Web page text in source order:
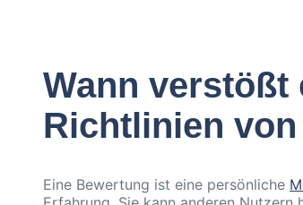
Wann verstößt
Richtlinien
Eine Bewertung ist eine persönliche